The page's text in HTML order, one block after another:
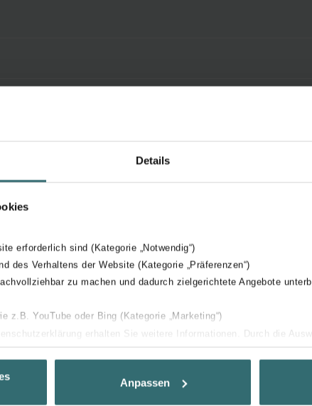
Details
erforderlich sind (Kategorie „Notwendig“)
des Verhaltens der Website (Kategorie „Präferenzen“)
zu machen und dadurch zielgerichtete Angebote
z.B. YouTube oder Bing (Kategorie „Marketing“)
erhalten Sie weitere Informationen. Durch die
die bestmögliche Nutzererfahrung zu ermöglichen und Ihnen
Verfügung zu stellen. Alle Einwilligungen können Sie
Anpassen